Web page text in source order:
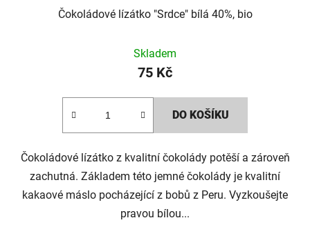
Čokoládové lízátko "Srdce" bílá 40%, bio
Skladem
75 Kč
DO KOŠÍKU
Čokoládové lízátko z kvalitní čokolády potěší a zároveň
zachutná. Základem této jemné čokolády je kvalitní
kakaové máslo pocházející z bobů z Peru. Vyzkoušejte
pravou bílou...